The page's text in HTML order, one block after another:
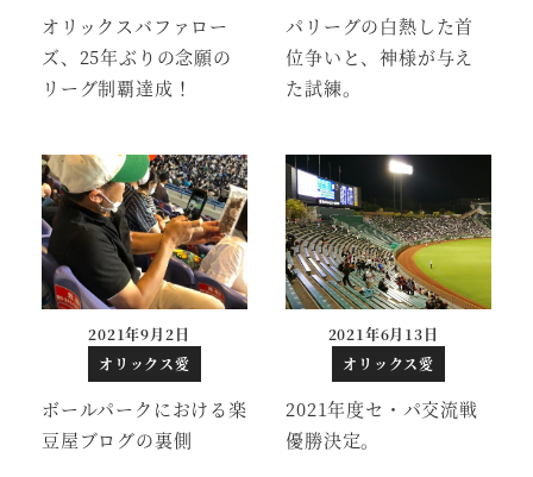
オリックスバファロー
ズ、25年ぶりの念願の
リーグ制覇達成！
パリーグの白熱した首
位争いと、神様が与え
た試練。
ボールパークにおける楽
豆屋ブログの裏側
投稿日
2021年9月2日
オリックス愛
2021年度セ・パ交流戦
優勝決定。
投稿日
2021年6月13日
オリックス愛